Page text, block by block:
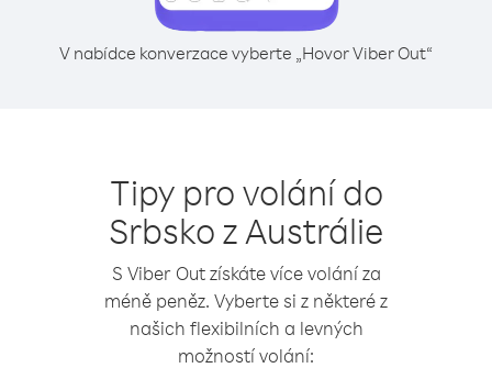
V nabídce konverzace vyberte „Hovor Viber Out“
Tipy pro volání do
Srbsko z Austrálie
S Viber Out získáte více volání za
méně peněz. Vyberte si z některé z
našich flexibilních a levných
možností volání: